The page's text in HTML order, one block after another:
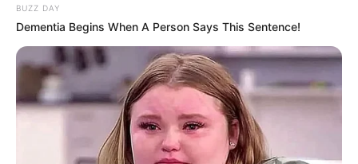
BUZZ DAY
Dementia Begins When A Person Says This Sentence!